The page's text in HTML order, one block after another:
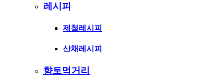
레시피
제철레시피
산채레시피
향토먹거리